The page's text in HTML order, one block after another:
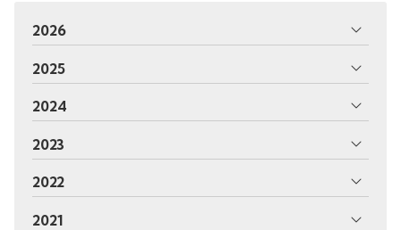
2026
2025
2024
2023
2022
2021